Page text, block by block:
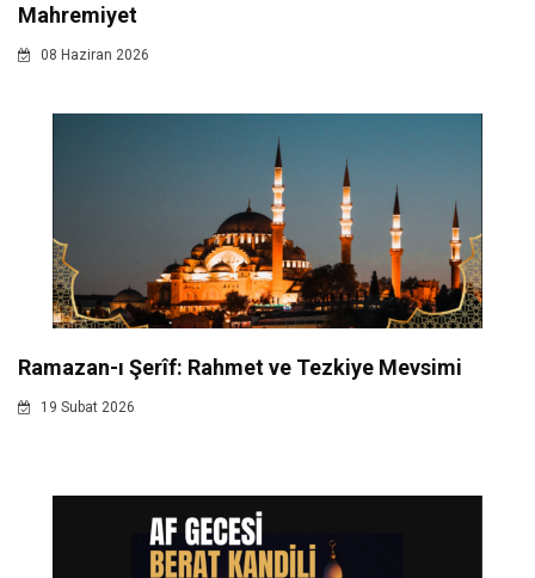
Mahremiyet
08 Haziran 2026
Ramazan-ı Şerîf: Rahmet ve Tezkiye Mevsimi
19 Subat 2026